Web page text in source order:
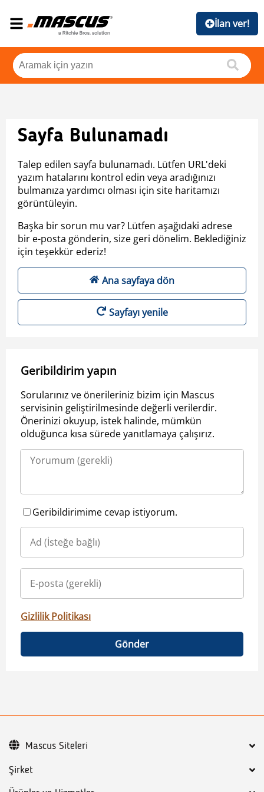
İlan ver!
Sayfa Bulunamadı
Talep edilen sayfa bulunamadı. Lütfen URL'deki
yazım hatalarını kontrol edin veya aradığınızı
bulmanıza yardımcı olması için site haritamızı
görüntüleyin.
Başka bir sorun mu var? Lütfen aşağıdaki adrese
bir e-posta gönderin, size geri dönelim. Beklediğiniz
için teşekkür ederiz!
Ana sayfaya dön
Sayfayı yenile
Geribildirim yapın
Sorularınız ve önerileriniz bizim için Mascus
servisinin geliştirilmesinde değerli verilerdir.
Önerinizi okuyup, istek halinde, mümkün
olduğunca kısa sürede yanıtlamaya çalışırız.
Geribildirimime cevap istiyorum.
Gizlilik Politikası
Gönder
Şirket
Mascus Siteleri